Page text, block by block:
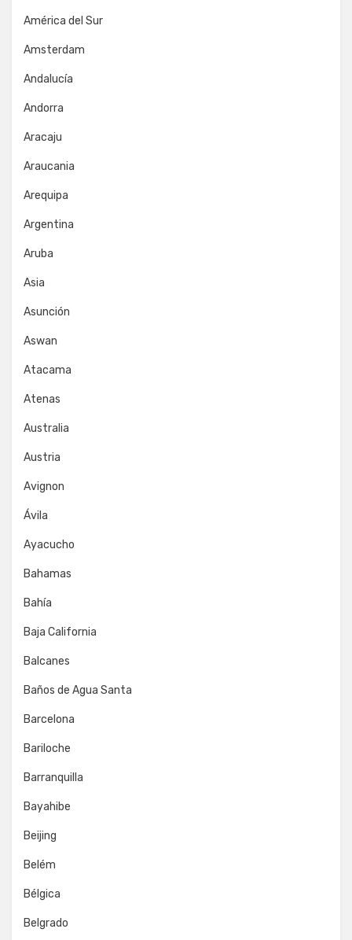
América del Sur
Amsterdam
Andalucía
Andorra
Aracaju
Araucania
Arequipa
Argentina
Aruba
Asia
Asunción
Aswan
Atacama
Atenas
Australia
Austria
Avignon
Ávila
Ayacucho
Bahamas
Bahía
Baja California
Balcanes
Baños de Agua Santa
Barcelona
Bariloche
Barranquilla
Bayahibe
Beijing
Belém
Bélgica
Belgrado